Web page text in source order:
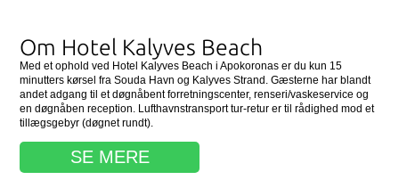
Om Hotel Kalyves Beach
Med et ophold ved Hotel Kalyves Beach i Apokoronas er du kun 15
minutters kørsel fra Souda Havn og Kalyves Strand. Gæsterne har blandt
andet adgang til et døgnåbent forretningscenter, renseri/vaskeservice og
en døgnåben reception. Lufthavnstransport tur-retur er til rådighed mod et
tillægsgebyr (døgnet rundt).
SE MERE